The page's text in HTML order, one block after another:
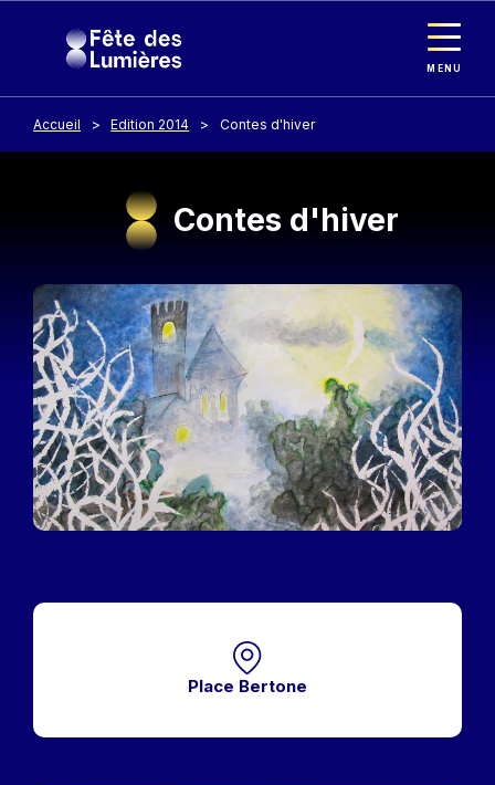
MENU
Accueil Edition 2014 Contes d'hiver
Contes d'hiver
Image
Place Bertone